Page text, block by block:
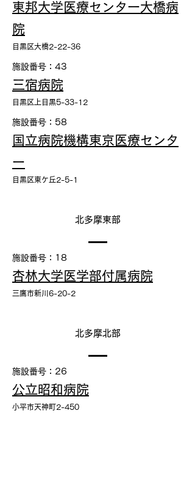
東邦大学医療センター大橋病
院
目黒区大橋2-22-36
施設番号：43
三宿病院
目黒区上目黒5-33-12
施設番号：58
国立病院機構東京医療センタ
ー
目黒区東ケ丘2-5-1
北多摩東部
施設番号：18
杏林大学医学部付属病院
三鷹市新川6-20-2
北多摩北部
施設番号：26
公立昭和病院
小平市天神町2-450